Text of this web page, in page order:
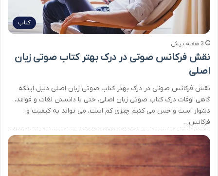
کتاب
3 هفته پیش
نقش فرکانس صوتی در درک بهتر کتاب صوتی زبان
اصلی
نقش فرکانس صوتی در درک بهتر کتاب صوتی زبان اصلی دلیل اینکه
گاهی اوقات درک کتاب صوتی زبان اصلی، حتی با دانستن لغات و قواعد،
دشوار است و حس می کنیم چیزی کم است، می تواند به کیفیت و
فرکانس…